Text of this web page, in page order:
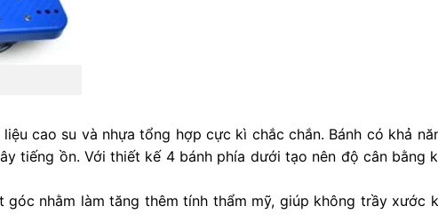
cao su và nhựa tổng hợp cực kì chắc chắn. Bánh có khả
tiếng ồn. Với thiết kế 4 bánh phía dưới tạo nên độ cân bằng
nhằm làm tăng thêm tính thẩm mỹ, giúp không trầy xước